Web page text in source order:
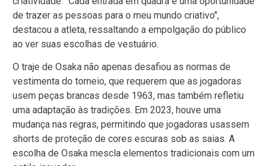
de trazer as pessoas para o meu mundo criativo",
destacou a atleta, ressaltando a empolgação do público
ao ver suas escolhas de vestuário.
O traje de Osaka não apenas desafiou as normas de
vestimenta do torneio, que requerem que as jogadoras
usem peças brancas desde 1963, mas também refletiu
uma adaptação às tradições. Em 2023, houve uma
mudança nas regras, permitindo que jogadoras usassem
shorts de proteção de cores escuras sob as saias. A
escolha de Osaka mescla elementos tradicionais com um